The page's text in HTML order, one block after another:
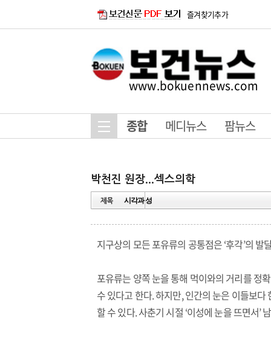
즐겨찾기추가
www.bokuennews.com
종합 메디뉴스 팜뉴스
시각과 성
지구상의 모든 포유류의 공통점은 ‘후각’의
포유류는 양쪽 눈을 통해 먹이와의 거리를 정
수 있다고 한다. 하지만, 인간의 눈은 이들보
할 수 있다. 사춘기 시절 ‘이성에 눈을 뜨면서’